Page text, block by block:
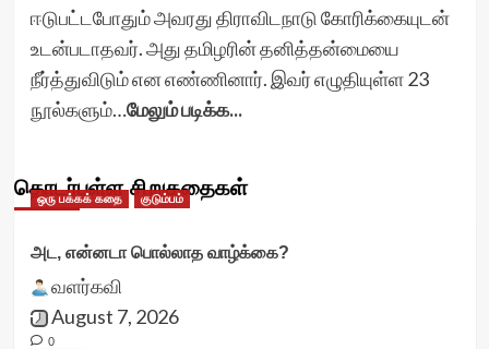
ஈடுபட்டபோதும் அவரது திராவிடநாடு கோரிக்கையுடன்
உடன்படாதவர். அது தமிழரின் தனித்தன்மையை
நீர்த்துவிடும் என எண்ணினார். இவர் எழுதியுள்ள 23
நூல்களும்…மேலும் படிக்க...
தொடர்புள்ள சிறுகதைகள்
ஒரு பக்கக் கதை குடும்பம்
அட, என்னடா பொல்லாத வாழ்க்கை?
வளர்கவி
August 7, 2026
0